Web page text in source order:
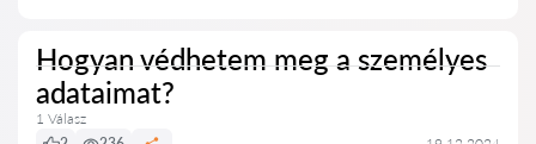
Hogyan védhetem meg a személyes
adataimat?
1 Válasz